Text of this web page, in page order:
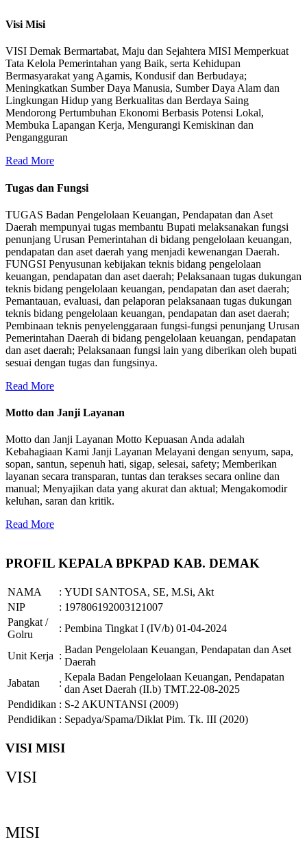
Visi Misi
VISI Demak Bermartabat, Maju dan Sejahtera MISI Memperkuat
Tata Kelola Pemerintahan yang Baik, serta Kehidupan
Bermasyarakat yang Agamis, Kondusif dan Berbudaya;
Meningkatkan Sumber Daya Manusia, Sumber Daya Alam dan
Lingkungan Hidup yang Berkualitas dan Berdaya Saing
Mendorong Pertumbuhan Ekonomi Berbasis Potensi Lokal,
Membuka Lapangan Kerja, Mengurangi Kemiskinan dan
Pengangguran
Read More
Tugas dan Fungsi
TUGAS Badan Pengelolaan Keuangan, Pendapatan dan Aset
Daerah mempunyai tugas membantu Bupati melaksanakan fungsi
penunjang Urusan Pemerintahan di bidang pengelolaan keuangan,
pendapatan dan aset daerah yang menjadi kewenangan Daerah.
FUNGSI Penyusunan kebijakan teknis bidang pengelolaan
keuangan, pendapatan dan aset daerah; Pelaksanaan tugas dukungan
teknis bidang pengelolaan keuangan, pendapatan dan aset daerah;
Pemantauan, evaluasi, dan pelaporan pelaksanaan tugas dukungan
teknis bidang pengelolaan keuangan, pendapatan dan aset daerah;
Pembinaan teknis penyelenggaraan fungsi-fungsi penunjang Urusan
Pemerintahan Daerah di bidang pengelolaan keuangan, pendapatan
dan aset daerah; Pelaksanaan fungsi lain yang diberikan oleh bupati
sesuai dengan tugas dan fungsinya.
Read More
Motto dan Janji Layanan
Motto dan Janji Layanan Motto Kepuasan Anda adalah
Kebahagiaan Kami Janji Layanan Melayani dengan senyum, sapa,
sopan, santun, sepenuh hati, sigap, selesai, safety; Memberikan
layanan secara transparan, tuntas dan terakses secara online dan
manual; Menyajikan data yang akurat dan aktual; Mengakomodir
keluhan, saran dan kritik.
Read More
PROFIL KEPALA BPKPAD KAB. DEMAK
NAMA : YUDI SANTOSA, SE, M.Si, Akt
NIP
: 197806192003121007
Pangkat /
Golru
: Pembina Tingkat I (IV/b) 01-04-2024
Unit Kerja :
Badan Pengelolaan Keuangan, Pendapatan dan Aset
Daerah
Jabatan
:
Kepala Badan Pengelolaan Keuangan, Pendapatan
dan Aset Daerah (II.b) TMT.22-08-2025
Pendidikan : S-2 AKUNTANSI (2009)
Pendidikan : Sepadya/Spama/Diklat Pim. Tk. III (2020)
VISI MISI
VISI
MISI